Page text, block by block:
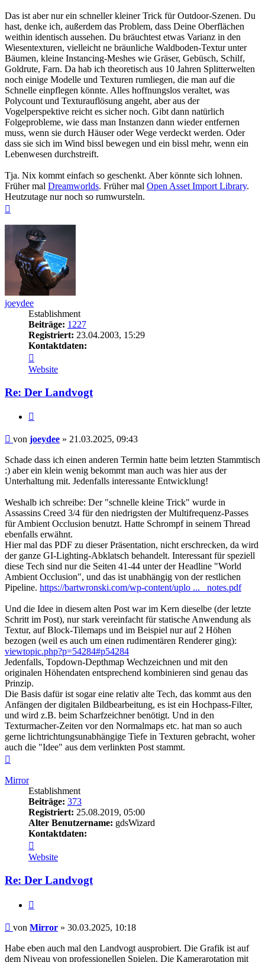
Das ist aber nur ein schneller kleiner Trick für Outdoor-Szenen. Du
hast, denke ich, außerdem das Problem, dass Deine Oberflächen
weithin identisch aussehen. Du bräuchtest etwas Varianz in den
Wiesentexturen, vielleicht ne bräunliche Waldboden-Textur unter
Bäumen, kleine Instancing-Meshes wie Gräser, Gebüsch, Schilf,
Goldrute, Farn. Da hab ich theoretisch aus 10 Jahren Splitterwelten
noch einige Modelle und Texturen rumliegen, die man auf die
Schnelle einpflegen könnte. Alles hoffnungslos veraltet, was
Polycount und Texturauflösung angeht, aber aus der
Vogelperspektive reicht es sicher noch. Gibt dann natürlich
Folgeprobleme, wie dass man Instanzen dann wieder entfernen
muss, wenn sie durch Häuser oder Wege verdeckt werden. Oder
dass sie sich im Wind bissl bewegen und ein bissl mehr, wenn ein
Lebenwesen durchstreift.
Tja. Nix kommt einfach so geschenkt. Aber könnte sich lohnen.
Früher mal Dreamworlds. Früher mal Open Asset Import Library.
Heutzutage nur noch so rumwursteln.
joeydee
Establishment
Beiträge: 1227
Registriert: 23.04.2003, 15:29
Kontaktdaten:
von
joeydee
Website
Re: Der Landvogt
Beitrag
von joeydee » 21.03.2025, 09:43
Schade dass ich einen anderen Termin hatte beim letzten Stammtisch
:) aber ein klein wenig bekommt man auch was hier aus der
Unterhaltung mit. Jedenfalls interessante Entwicklung!
Weshalb ich schreibe: Der "schnelle kleine Trick" wurde in
Assassins Creed 3/4 für den niedrigsten der Multifrequenz-Passes
für Ambient Occlusion benutzt. Hatte Schrompf in seinem Thread
ebenfalls erwähnt.
Hier mal das PDF zu dieser Präsentation, nicht erschrecken, da wird
der ganze GI-Lighting-Abklatsch behandelt. Interessant für speziell
diese Tech sind nur die Seiten 41-44 unter der Headline "World
Ambient Occlusion", und das ist unabhängig von der restlichen
Pipeline. https://bartwronski.com/wp-content/uplo ... _notes.pdf
Und die Idee in diesem alten Post war im Kern dieselbe (der letzte
Schritt im Post), nur stark vereinfacht für statische Anwendung als
Textur, auf Block-Tilemaps und im Beispiel nur auf 2 Höhen
bezogen (weil es auch um einen rudimentären Renderer ging):
viewtopic.php?p=54284#p54284
Jedenfalls, Topdown-Depthmap Wechzeichnen und mit den
originalen Höhendaten entsprechend kombinieren sind genau das
Prinzip.
Die Basis dafür ist sogar eine relativ alte Tech, das kommt aus den
Anfängen der digitalen Bildbearbeitung, es ist ein Hochpass-Filter,
und wird z.B. beim Scharfzeichner benötigt. Und in den
Texturmacher-Zeiten vor den Normalmaps etc. hat man so auch
gerne lichtrichtungsunabhängige Tiefe in Texturen gebracht, woher
auch die "Idee" aus dem verlinkten Post stammt.
Mirror
Establishment
Beiträge: 373
Registriert: 25.08.2019, 05:00
Alter Benutzername: gdsWizard
Kontaktdaten:
von
Mirror
Website
Re: Der Landvogt
Beitrag
von Mirror » 30.03.2025, 10:18
Habe eben auch mal den Landvogt ausprobiert. Die Grafik ist auf
dem Niveau von professionellen Spielen. Die Kamerarotation mit